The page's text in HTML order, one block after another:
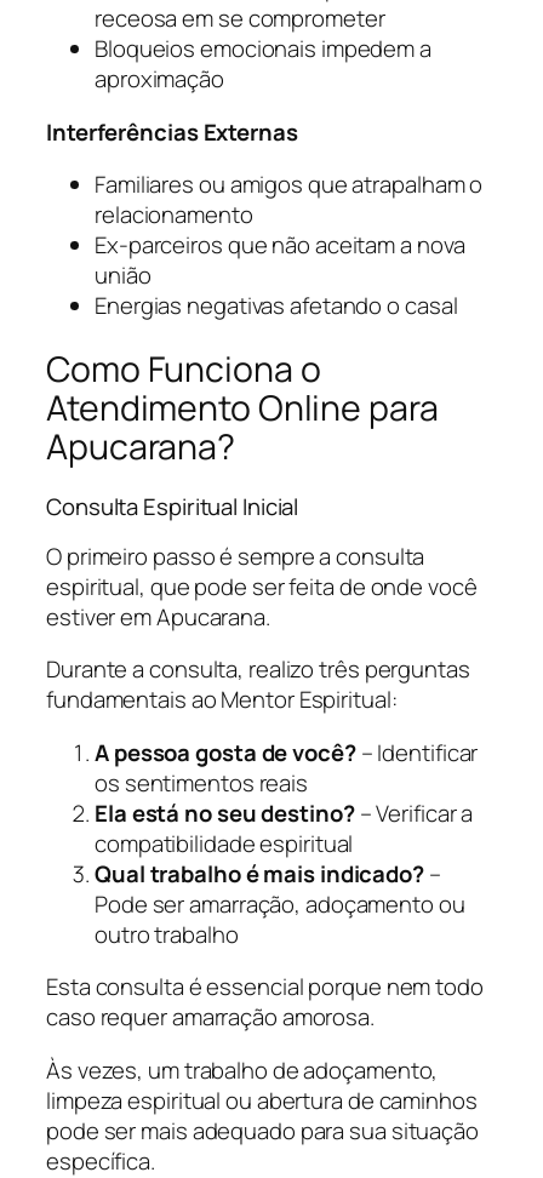
receosa em se comprometer
Bloqueios emocionais impedem a
aproximação
Interferências Externas
Familiares ou amigos que atrapalham o
relacionamento
Ex-parceiros que não aceitam a nova
união
Energias negativas afetando o casal
Como Funciona o
Atendimento Online para
Apucarana?
Consulta Espiritual Inicial
O primeiro passo é sempre a consulta
espiritual, que pode ser feita de onde você
estiver em Apucarana.
Durante a consulta, realizo três perguntas
fundamentais ao Mentor Espiritual:
A pessoa gosta de você?– Identificar
os sentimentos reais
Ela está no seu destino?– Verificar a
compatibilidade espiritual
Qual trabalho é mais indicado?–
Pode ser amarração, adoçamento ou
outro trabalho
Esta consulta é essencial porque nem todo
caso requer amarração amorosa.
Às vezes, um trabalho de adoçamento,
limpeza espiritual ou abertura de caminhos
pode ser mais adequado para sua situação
específica.